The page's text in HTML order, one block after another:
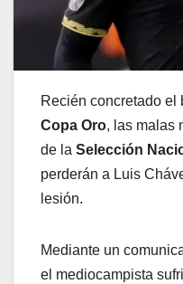
Recién concretado el
Copa Oro, las malas
de la Selección
perderán a Luis
lesión.
Mediante un
el mediocampista